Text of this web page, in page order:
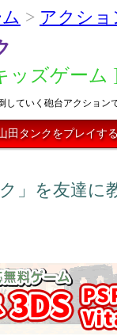
> アクショ
ッズゲーム
していく砲台アクション
田タンクをプレイす
」を友達に